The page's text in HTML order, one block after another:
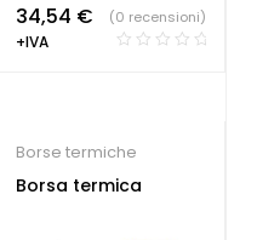
34,54 €
+IVA
(0 recensioni)
Borse termiche
Borsa termica